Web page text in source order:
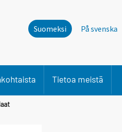
Suomeksi På svenska
Tietoa meistä